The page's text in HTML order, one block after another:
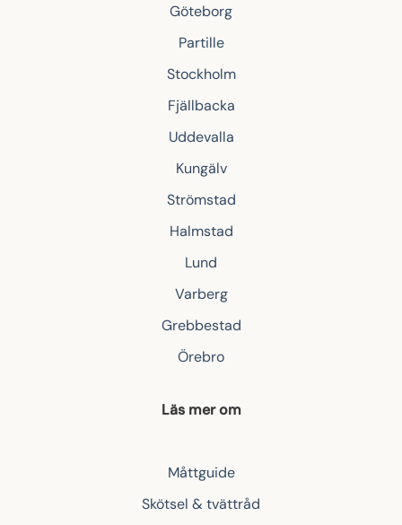
Göteborg
Partille
Stockholm
Fjällbacka
Uddevalla
Kungälv
Strömstad
Halmstad
Lund
Varberg
Grebbestad
Örebro
Läs mer om
Måttguide
Skötsel & tvättråd